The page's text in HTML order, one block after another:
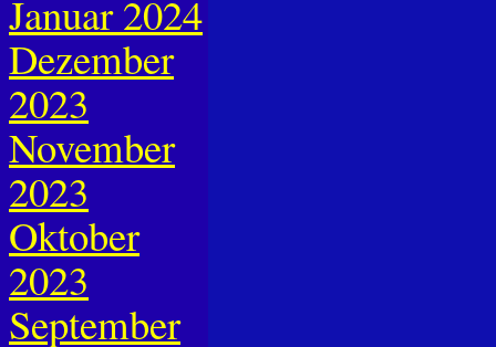
Januar 2024
Dezember
2023
November
2023
Oktober
2023
September